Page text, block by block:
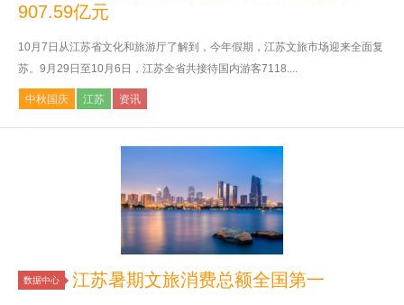
907.59亿元
10月7日从江苏省文化和旅游厅了解到，今年假期，江苏文旅市场迎来全面复
苏。9月29日至10月6日，江苏全省共接待国内游客7118....
中秋国庆 江苏 资讯
数据中心 江苏暑期文旅消费总额全国第一